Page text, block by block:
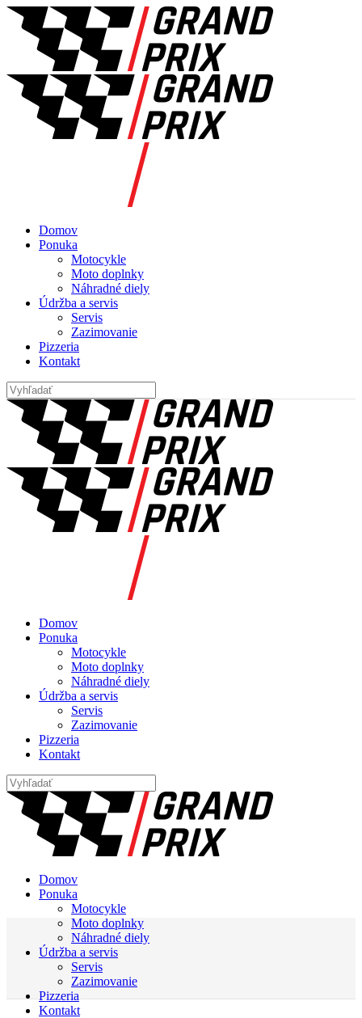
Domov
Ponuka
Motocykle
Moto doplnky
Náhradné diely
Údržba a servis
Servis
Zazimovanie
Pizzeria
Kontakt
Domov
Ponuka
Motocykle
Moto doplnky
Náhradné diely
Údržba a servis
Servis
Zazimovanie
Pizzeria
Kontakt
Domov
Ponuka
Motocykle
Moto doplnky
Náhradné diely
Údržba a servis
Servis
Zazimovanie
Pizzeria
Kontakt